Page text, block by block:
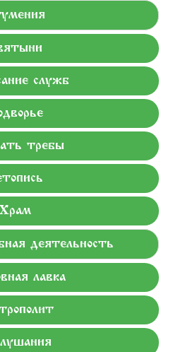
служб
требы
Храм
деятельность
лавка